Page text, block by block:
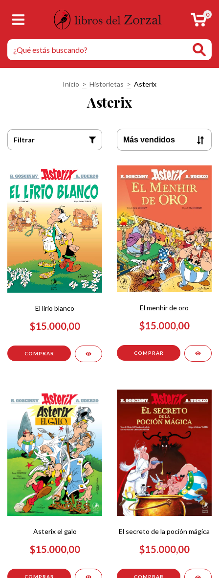
0
Inicio > Historietas > Asterix
Asterix
Filtrar
El lirio blanco
$15.000,00
El menhir de oro
$15.000,00
Asterix el galo
$15.000,00
El secreto de la poción mágica
$15.000,00